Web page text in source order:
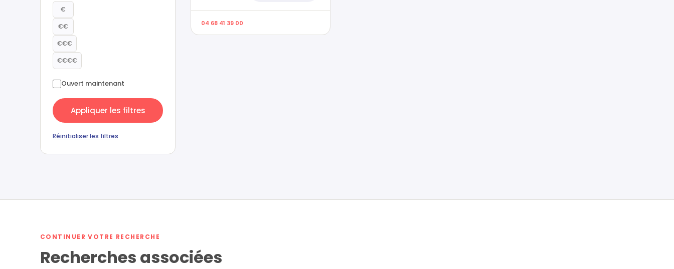
€
€€
€€€
€€€€
Ouvert maintenant
Appliquer les filtres
Réinitialiser les filtres
04 68 41 39 00
CONTINUER VOTRE RECHERCHE
Recherches associées